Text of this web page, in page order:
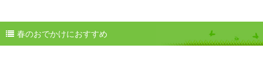
春のおでかけにおすすめ